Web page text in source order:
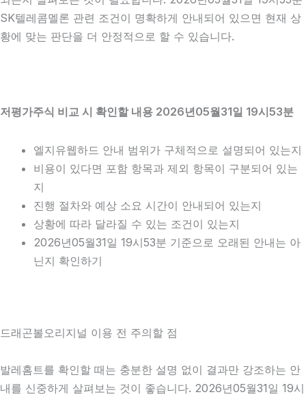
SK텔레콤멜론 관련 조건이 명확하게 안내되어 있으면 현재 상
황에 맞는 판단을 더 안정적으로 할 수 있습니다.
저평가주식 비교 시 확인할 내용 2026년05월31일 19시53분
엘지유웹하드 안내 범위가 구체적으로 설명되어 있는지
비용이 있다면 포함 항목과 제외 항목이 구분되어 있는
지
진행 절차와 예상 소요 시간이 안내되어 있는지
상황에 따라 달라질 수 있는 조건이 있는지
2026년05월31일 19시53분 기준으로 오래된 안내는 아
닌지 확인하기
드래곤볼오리지널 이용 전 주의할 점
발레홈트를 확인할 때는 충분한 설명 없이 결과만 강조하는 안
내를 신중하게 살펴보는 것이 좋습니다. 2026년05월31일 19시